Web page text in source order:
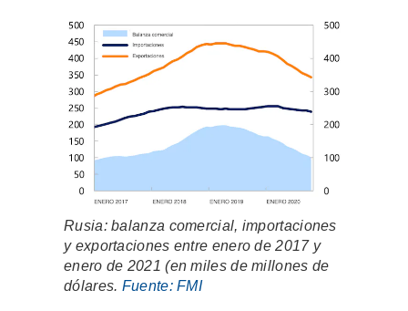
Rusia: balanza comercial, importaciones
y exportaciones entre enero de 2017 y
enero de 2021 (en miles de millones de
dólares. Fuente: FMI